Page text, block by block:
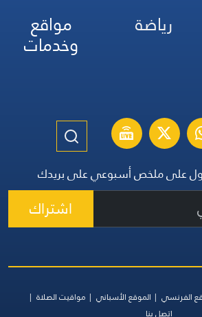
رياضة مواقع
وخدمات
على ملخص أسبوعي على بريدك
اشتراك
الفرنسي الموقع الأسباني
مواقيت الصلاة
اتصل بنا